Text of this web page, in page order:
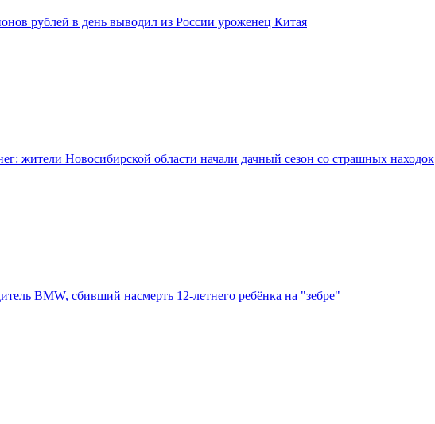
рублей в день выводил из России уроженец Китая
жители Новосибирской области начали дачный сезон со страшных находок
BMW, сбивший насмерть 12-летнего ребёнка на "зебре"